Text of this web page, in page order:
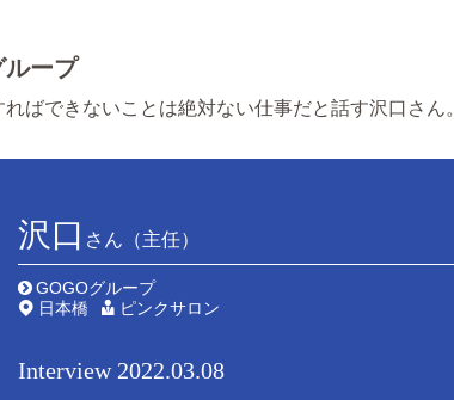
ループ
ばできないことは絶対ない仕事だと話す沢口さ
沢口 さん（主任）
GOGOグループ
日本橋
ピンクサロン
Interview 2022.03.08